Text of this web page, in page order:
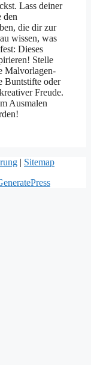
Lass deiner
den
die dir zur
wissen, was
Dieses
Stelle
Malvorlagen-
Buntstifte oder
Freude.
Ausmalen
| Sitemap